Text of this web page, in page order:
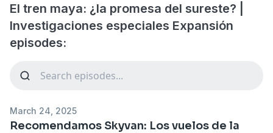
El tren maya: ¿la promesa del sureste? |
Investigaciones especiales Expansión
episodes:
March 24, 2025
Recomendamos Skyvan: Los vuelos de la